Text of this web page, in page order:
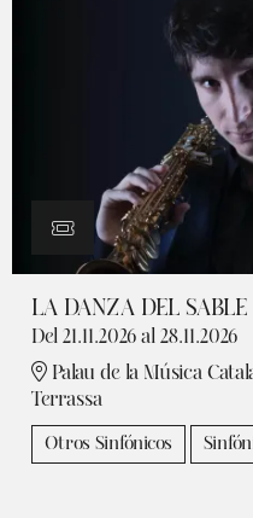
LA DANZA DEL SABLE
Del 21.11.2026 al 28.11.2026
Palau de la Música
Terrassa
Otros Sinfónicos